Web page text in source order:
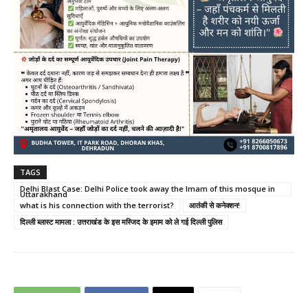
TAGS
Delhi Blast Case: Delhi Police took away the Imam of this mosque in
Uttarakhand
what is his connection with the terrorist?
आतंकी से कनेक्शन!
दिल्ली ब्लास्ट मामला : उत्तराखंड के इस मस्जिद के इमाम को ले गई दिल्ली पुलिस